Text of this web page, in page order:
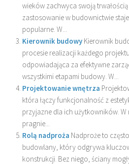
wieków zachwyca swoją
zastosowanie w budownictwie
popularne. W...
Kierownik budowy Kierownik
procesie realizacji każdego
odpowiadająca za efektywne
wszystkimi etapami budowy. W...
Projektowanie wnętrza
która łączy funkcjonalność z
przyjazne dla ich użytkowników.
pragnie...
Rolą nadproża Nadproże to
budowlany, który odgrywa
konstrukcji. Bez niego, ściany